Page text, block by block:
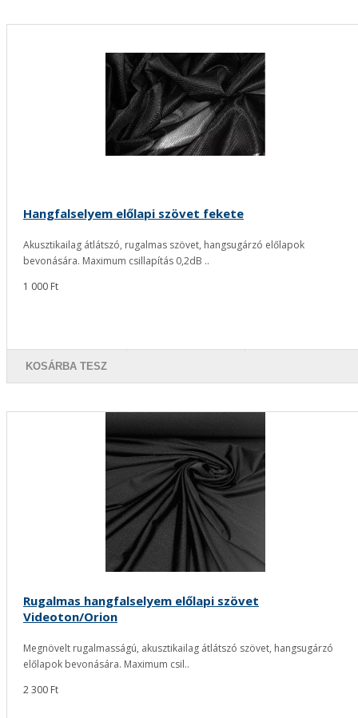
Hangfalselyem előlapi szövet fekete
Akusztikailag átlátszó, rugalmas szövet, hangsugárzó előlapok
bevonására. Maximum csillapítás 0,2dB ..
1 000 Ft
KOSÁRBA TESZ
Rugalmas hangfalselyem előlapi szövet
Videoton/Orion
Megnövelt rugalmasságú, akusztikailag átlátszó szövet, hangsugárzó
előlapok bevonására. Maximum csil..
2 300 Ft